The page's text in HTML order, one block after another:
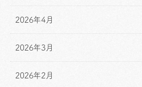
2026年4月
2026年3月
2026年2月